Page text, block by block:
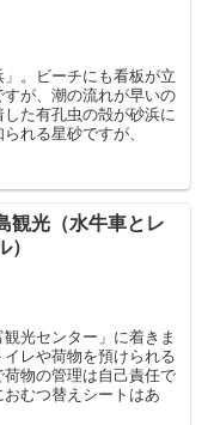
。ビーチにも看板が立
が、潮の流れが早いの
た有孔虫の殻が砂浜に
れる星砂ですが、
観光（水牛車とレ
）
光センター」に着きま
レや荷物を預けられる
物の管理は自己責任で
むつ替えシートはあ